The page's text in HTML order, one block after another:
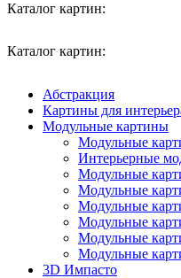
Каталог картин:
Каталог картин:
Абстракция
Картины для
Модульные картины
Модульные
Интерьерные
Модульные
Модульные
Модульные
Модульные
Модульные
Модульные
3D Импасто